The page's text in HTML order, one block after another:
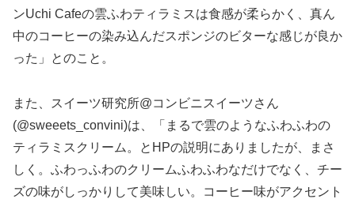
ンUchi Cafeの雲ふわティラミスは食感が柔らかく、真ん
中のコーヒーの染み込んだスポンジのビターな感じが良か
った」とのこと。
また、スイーツ研究所@コンビニスイーツさん
(@sweeets_convini)は、「まるで雲のようなふわふわの
ティラミスクリーム。とHPの説明にありましたが、まさ
しく。ふわっふわのクリームふわふわなだけでなく、チー
ズの味がしっかりして美味しい。コーヒー味がアクセント